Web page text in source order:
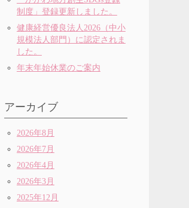
制度」登録更新しました。
健康経営優良法人2026（中小
規模法人部門）に認定されま
した。
年末年始休業のご案内
アーカイブ
2026年8月
2026年7月
2026年4月
2026年3月
2025年12月